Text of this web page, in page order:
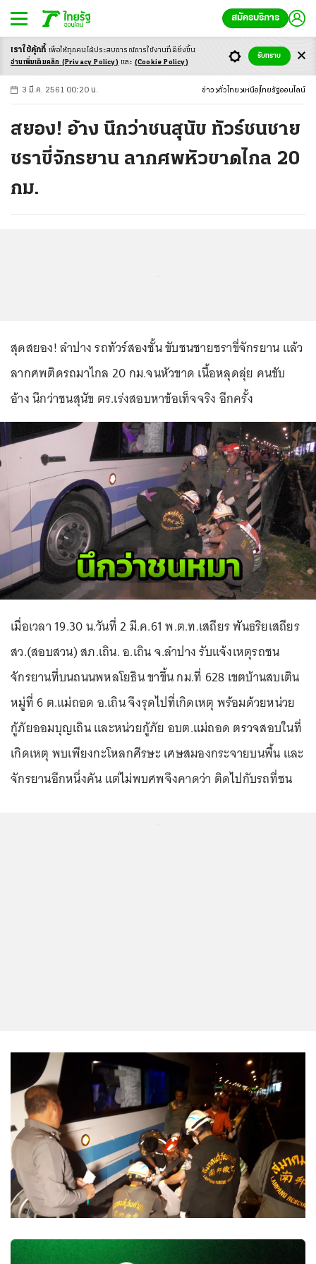
สมัครบริการ
-ก ก ก+
3 มี.ค. 2561 00:20 น. ข่าว ทั่วไทย เหนือ ไทยรัฐออนไลน์
สยอง! อ้าง นึกว่าชนสุนัข ทัวร์ชนชาย
ชราขี่จักรยาน ลากศพหัวขาดไกล 20
กม.
สุดสยอง! ลำปาง รถทัวร์สองชั้น ขับชนชายชราขี่จักรยาน แล้ว
ลากศพติดรถมาไกล 20 กม.จนหัวขาด เนื้อหลุดลุ่ย คนขับ
อ้าง นึกว่าชนสุนัข ตร.เร่งสอบหาข้อเท็จจริง อีกครั้ง
เมื่อเวลา 19.30 น.วันที่ 2 มี.ค.61 พ.ต.ท.เสถียร พันธริยเสถียร
สว.(สอบสวน) สภ.เถิน. อ.เถิน จ.ลำปาง รับแจ้งเหตุรถชน
จักรยานที่บนถนนพหลโยธิน ขาขึ้น กม.ที่ 628 เขตบ้านสบเติน
หมู่ที่ 6 ต.แม่ถอด อ.เถิน จึงรุดไปที่เกิดเหตุ พร้อมด้วยหน่วย
กู้ภัยออมบุญเถิน และหน่วยกู้ภัย อบต.แม่ถอด ตรวจสอบในที่
เกิดเหตุ พบเพียงกะโหลกศีรษะ เศษสมองกระจายบนพื้น และ
จักรยานอีกหนึ่งคัน แต่ไม่พบศพจึงคาดว่า ติดไปกับรถที่ชน
เราใช้คุ้กกี้ เพื่อให้ทุกคนได้ประสบการณ์การใช้งานที่ดียิ่งขึ้น
อ่านเพิ่มเติมคลิก (Privacy Policy) และ (Cookie Policy)
รับทราบ